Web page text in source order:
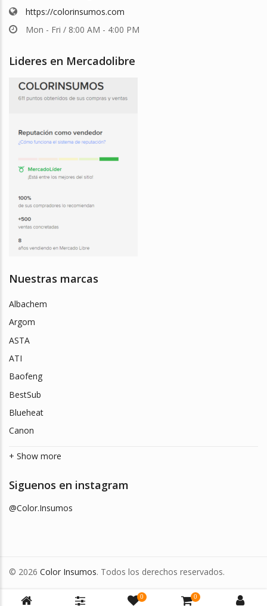
https://colorinsumos.com
Mon - Fri / 8:00 AM - 4:00 PM
Lideres en Mercadolibre
Nuestras marcas
Albachem
Argom
ASTA
ATI
Baofeng
BestSub
Blueheat
Canon
+ Show more
Siguenos en instagram
@Color.Insumos
© 2026 Color Insumos. Todos los derechos reservados.
0 0